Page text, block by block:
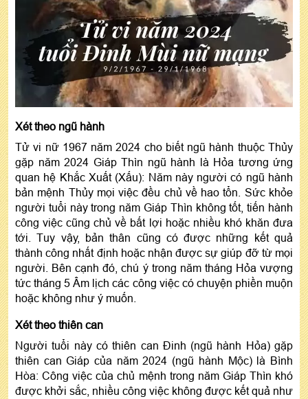
Xét theo ngũ hành
Tử vi nữ 1967 năm 2024 cho biết ngũ hành thuộc Thủy
gặp năm 2024 Giáp Thìn ngũ hành là Hỏa tương ứng
quan hệ Khắc Xuất (Xấu): Năm này người có ngũ hành
bản mệnh Thủy mọi việc đều chủ về hao tổn. Sức khỏe
người tuổi này trong năm Giáp Thìn không tốt, tiến hành
công việc cũng chủ về bất lợi hoặc nhiều khó khăn đưa
tới. Tuy vậy, bản thân cũng có được những kết quả
thành công nhất định hoặc nhận được sự giúp đỡ từ mọi
người. Bên cạnh đó, chú ý trong năm tháng Hỏa vượng
tức tháng 5 Âm lịch các công việc có chuyện phiền muộn
hoặc không như ý muốn.
Xét theo thiên can
Người tuổi này có thiên can Đinh (ngũ hành Hỏa) gặp
thiên can Giáp của năm 2024 (ngũ hành Mộc) là Bình
Hòa: Công việc của chủ mệnh trong năm Giáp Thìn khó
được khởi sắc, nhiều công việc không được kết quả như